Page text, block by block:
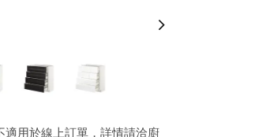
適用於線上訂單，詳情請洽廚